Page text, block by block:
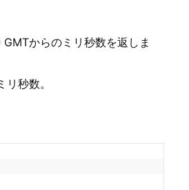
からのミリ秒数を返しま
秒数。